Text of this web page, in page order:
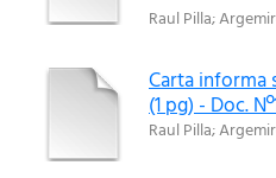
Raul Pilla;
Carta informa
(1 pg) - Doc.
Raul Pilla;